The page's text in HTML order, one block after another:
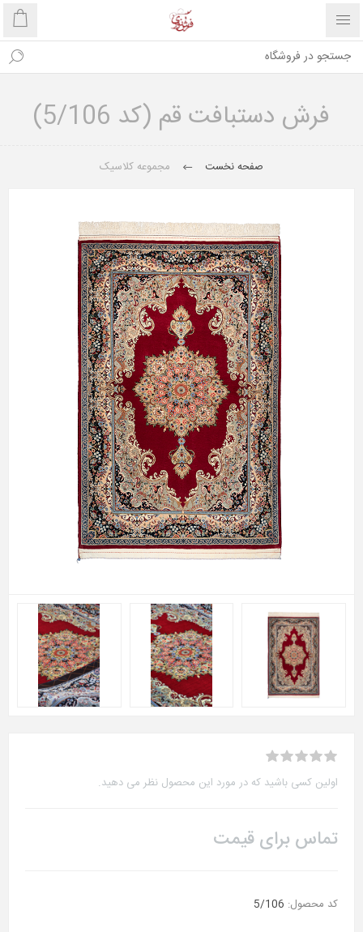
فرش دستبافت قم (کد 5/106)
صفحه نخست مجموعه کلاسیک
اولین کسی باشید که در مورد این محصول نظر می دهید.
تماس برای قیمت
کد محصول: 5/106